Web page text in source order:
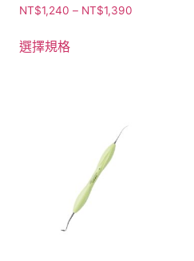
NT$1,240 – NT$1,390
選擇規格